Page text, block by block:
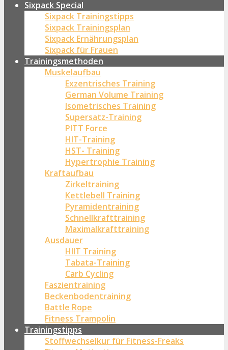
Sixpack Special
Sixpack Trainingstipps
Sixpack Trainingsplan
Sixpack Ernährungsplan
Sixpack für Frauen
Trainingsmethoden
Muskelaufbau
Exzentrisches Training
German Volume Training
Isometrisches Training
Supersatz-Training
PITT Force
HIT-Training
HST- Training
Hypertrophie Training
Kraftaufbau
Zirkeltraining
Kettlebell Training
Pyramidentraining
Schnellkrafttraining
Maximalkrafttraining
Ausdauer
HIIT Training
Tabata-Training
Carb Cycling
Faszientraining
Beckenbodentraining
Battle Rope
Fitness Trampolin
Trainingstipps
Stoffwechselkur für Fitness-Freaks